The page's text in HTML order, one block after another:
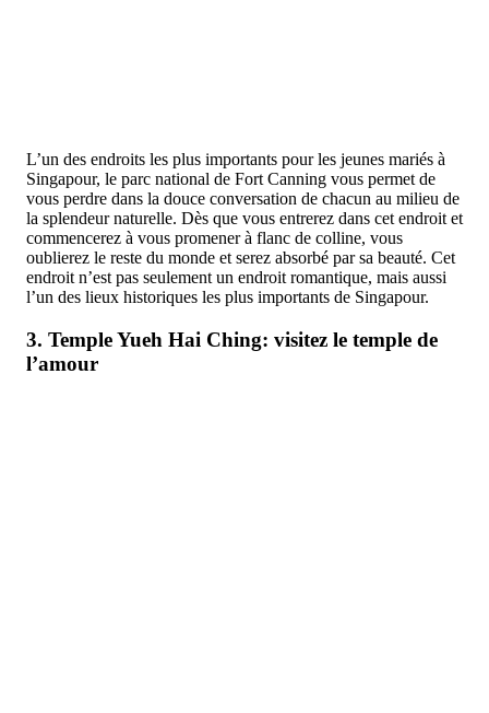
L’un des endroits les plus importants pour les jeunes mariés à
Singapour, le parc national de Fort Canning vous permet de
vous perdre dans la douce conversation de chacun au milieu de
la splendeur naturelle. Dès que vous entrerez dans cet endroit et
commencerez à vous promener à flanc de colline, vous
oublierez le reste du monde et serez absorbé par sa beauté. Cet
endroit n’est pas seulement un endroit romantique, mais aussi
l’un des lieux historiques les plus importants de Singapour.
3. Temple Yueh Hai Ching: visitez le temple de
l’amour